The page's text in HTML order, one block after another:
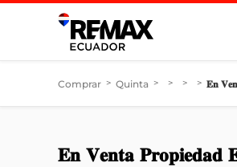
Comprar > Quinta > > > > 𝐄𝐧
𝐄𝐧 𝐕𝐞𝐧𝐭𝐚 𝐏𝐫𝐨𝐩𝐢𝐞𝐝𝐚𝐝